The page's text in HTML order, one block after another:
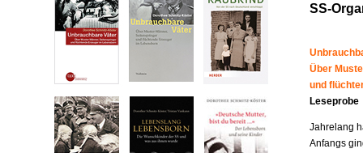
SS-
Über
und
Leseprobe
Jahrelang
Anfangs